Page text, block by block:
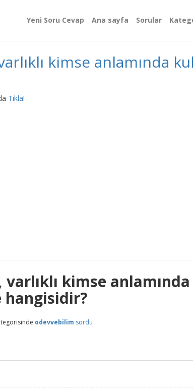
Yeni Soru Cevap Ana sayfa Sorular
kimse anlamında
Tıkla!
kimse anlamında
hangisidir?
odevvebilim sordu